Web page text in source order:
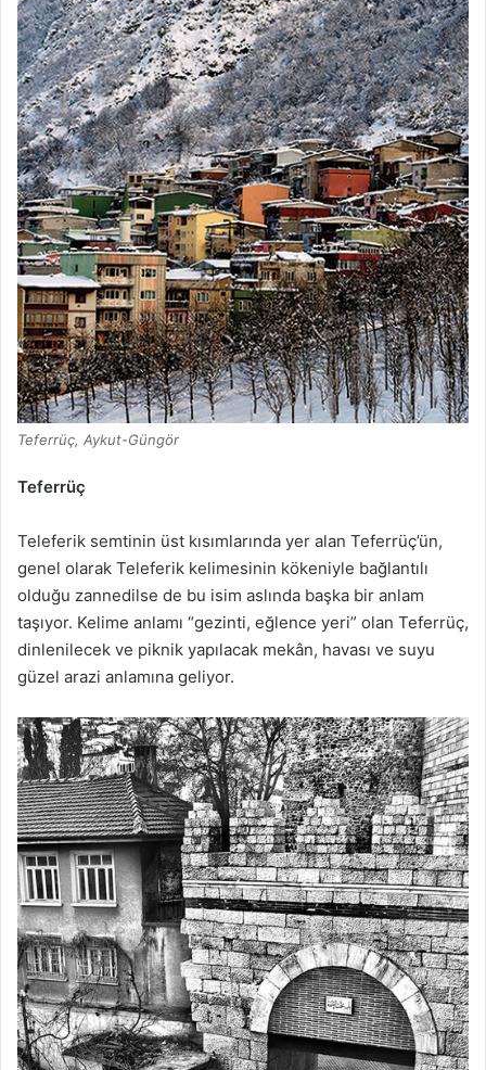
Teferrüç, Aykut-Güngör
Teferrüç
Teleferik semtinin üst kısımlarında yer alan Teferrüç’ün,
genel olarak Teleferik kelimesinin kökeniyle bağlantılı
olduğu zannedilse de bu isim aslında başka bir anlam
taşıyor. Kelime anlamı “gezinti, eğlence yeri” olan Teferrüç,
dinlenilecek ve piknik yapılacak mekân, havası ve suyu
güzel arazi anlamına geliyor.